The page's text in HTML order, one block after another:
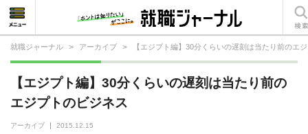
就職ジャーナル > アーカイブ > 【エジプト編】30分くらいの遅刻は当たり前のエ
【エジプト編】30分くらいの遅刻は当たり前の
エジプトのビジネス
アーカイブ 2015.12.15
就活相談
就活ノウハウ
仕事の選び方・ヒント